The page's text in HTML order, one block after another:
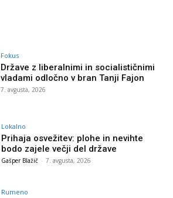
Fokus
Države z liberalnimi in socialističnimi
vladami odločno v bran Tanji Fajon
7. avgusta, 2026
Lokalno
Prihaja osvežitev: plohe in nevihte
bodo zajele večji del države
Gašper Blažič - 7. avgusta, 2026
Rumeno